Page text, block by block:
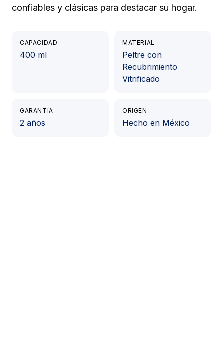
confiables y clásicas para destacar su hogar.
CAPACIDAD
400 ml
MATERIAL
Peltre con
Recubrimiento
Vitrificado
GARANTÍA
2 años
ORIGEN
Hecho en México